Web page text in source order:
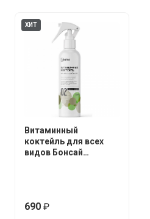
ХИТ
Витаминный
коктейль для всех
видов Бонсай
690